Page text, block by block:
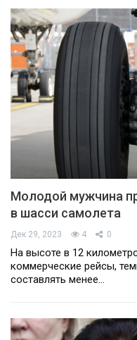
Молодой мужчина
в шасси самолета
Дек 29, 2023 4 0
На высоте в 12
коммерческие рейсы,
составлять менее…